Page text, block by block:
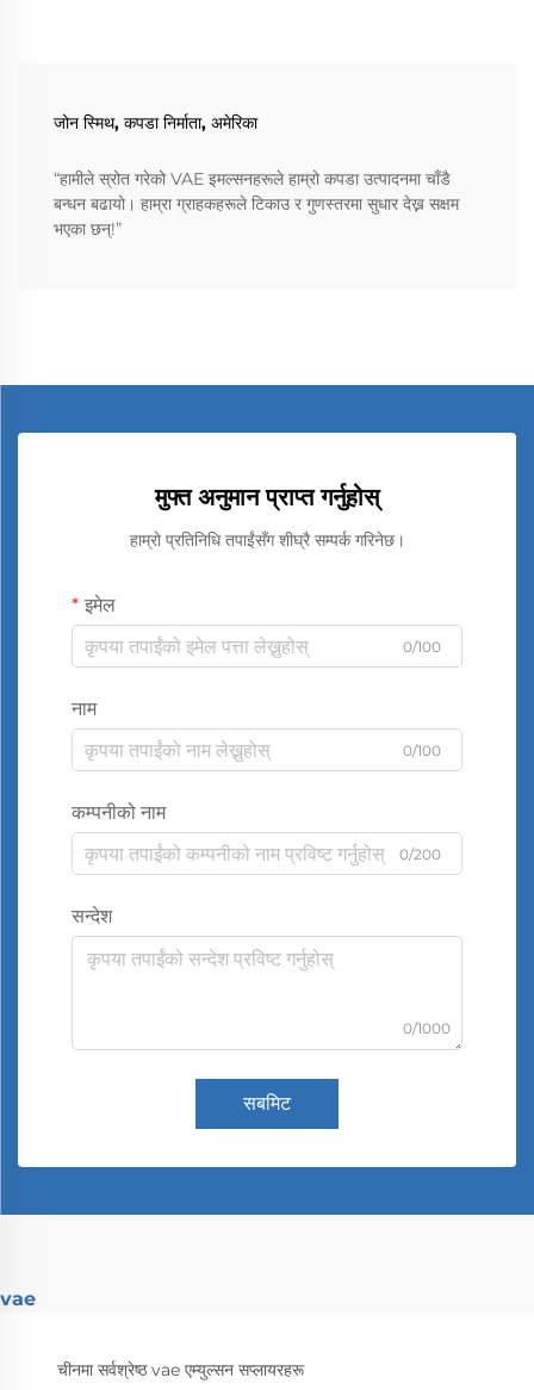
जोन स्मिथ, कपडा निर्माता, अमेरिका
“हामीले स्रोत गरेको VAE इमल्सनहरूले हाम्रो कपडा उत्पादनमा चाँडै
बन्धन बढायो। हाम्रा ग्राहकहरूले टिकाउ र गुणस्तरमा सुधार देख्न सक्षम
भएका छन्!”
मुफ्त अनुमान प्राप्त गर्नुहोस्
हाम्रो प्रतिनिधि तपाईंसँग शीघ्रै सम्पर्क गरिनेछ।
इमेल
0/100
नाम
0/100
कम्पनीको नाम
0/200
सन्देश
0/1000
सबमिट
vae
चीनमा सर्वश्रेष्ठ vae एम्युल्सन सप्लायरहरू